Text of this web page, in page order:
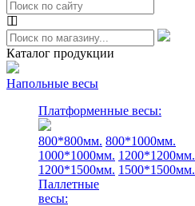
Каталог продукции
Напольные весы
Платформенные весы:
800*800мм. 800*1000мм.
1000*1000мм. 1200*1200мм.
1200*1500мм. 1500*1500мм.
Паллетные
весы: